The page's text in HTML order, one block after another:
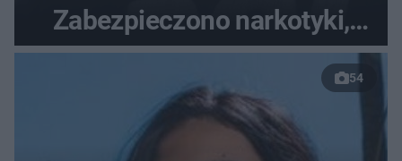
Zabezpieczono narkotyki,
broń i Mercedesa
54